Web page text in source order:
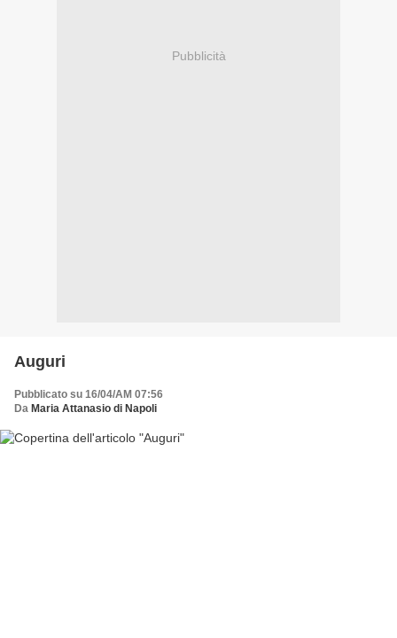
Pubblicità
Auguri
Pubblicato su 16/04/AM 07:56
Da Maria Attanasio di Napoli